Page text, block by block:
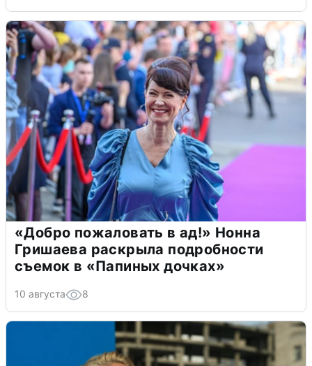
«Добро пожаловать в ад!» Нонна
Гришаева раскрыла подробности
съемок в «Папиных дочках»
10 августа 8